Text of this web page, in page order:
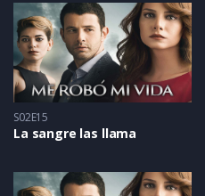
S02E15
La sangre las llama